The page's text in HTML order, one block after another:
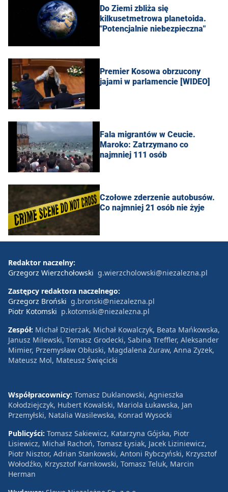
Do Ziemi zbliża się
kilkusetmetrowa planetoida.
"Potencjalnie niebezpieczna"
Premier Kosowa obrzucony
jajami w parlamencie [WIDEO]
Fala migrantów w Ceucie.
Maroko: Zatrzymano co
najmniej 111 osób
Czołowe zderzenie autobusów.
Co najmniej 21 osób nie żyje
Redaktor naczelny:
Grzegorz Wierzchołowski g.wierzcholowski@niezalezna.pl
Zastępcy redaktora naczelnego:
Grzegorz Broński g.bronski@niezalezna.pl
Piotr Kotomski p.kotomski@niezalezna.pl
Zespół: Michał Dzierżak, Michał Kowalczyk, Beata Mańkowska,
Janusz Milewski, Tomasz Grodecki, Sabina Treffler, Aleksander
Mimier, Przemysław Obłuski, Magdalena Żuraw, Anna Zyzek,
Mateusz Mol, Mateusz Święcicki
Współpracownicy: Tomasz Duklanowski, Agnieszka
Kołodziejczyk, Hubert Kowalski, Mariola Łukawska, Jan
Przemyłski, Natalia Wasilewska, Konrad Wysocki
Publicyści: Tomasz Sakiewicz, Katarzyna Gójska, Piotr
Lisiewicz, Michał Rachoń, Tomasz Łysiak, Jacek Liziniewicz,
Piotr Nisztor, Adrian Stankowski, Antoni Rybczyński, Krzysztof
Wołodźko, Krzysztof Karnkowski, Tomasz Teluk, Marcin
Herman